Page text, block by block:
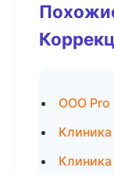
ООО Pro